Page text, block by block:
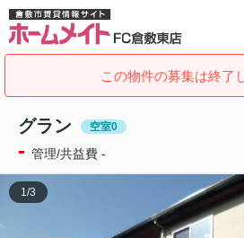
この物件の募集は終了
グラン 空室0
- 管理/共益費 -
1/3